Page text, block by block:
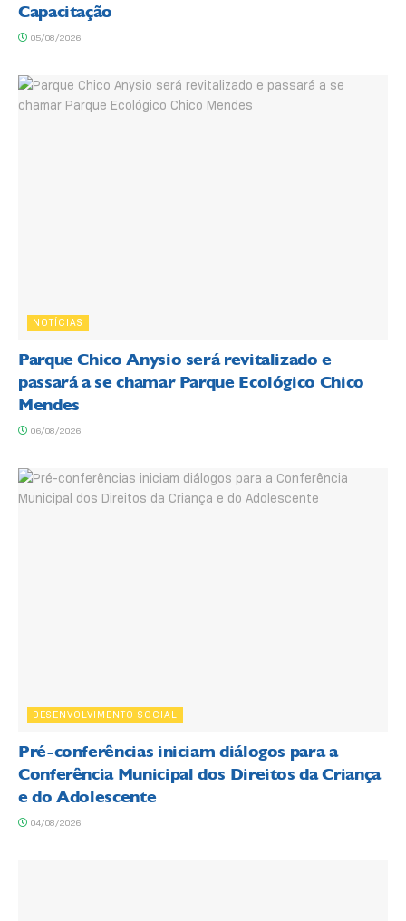
Capacitação
05/08/2026
NOTÍCIAS
Parque Chico Anysio será revitalizado e
passará a se chamar Parque Ecológico Chico
Mendes
06/08/2026
DESENVOLVIMENTO SOCIAL
Pré-conferências iniciam diálogos para a
Conferência Municipal dos Direitos da Criança
e do Adolescente
04/08/2026